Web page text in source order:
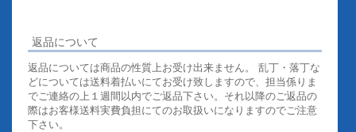
返品について
返品については商品の性質上お受け出来ません。 乱丁・落丁な
どについては送料着払いにてお受け致しますので、担当係りま
でご連絡の上１週間以内でご返品下さい。それ以降のご返品の
際はお客様送料実費負担にてのお取扱いになりますのでご注意
下さい。